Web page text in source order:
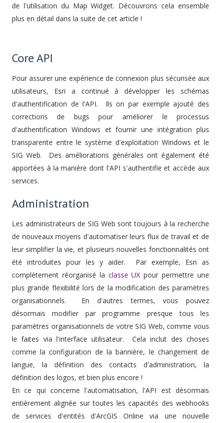
de l'utilisation du Map Widget. Découvrons cela ensemble
plus en détail dans la suite de cet article !
Core API
Pour assurer une expérience de connexion plus sécurisée aux
utilisateurs, Esri a continué à développer les schémas
d'authentification de l'API. Ils on par exemple ajouté des
corrections de bugs pour améliorer le processus
d'authentification Windows et fournir une intégration plus
transparente entre le système d'exploitation Windows et le
SIG Web. Des améliorations générales ont également été
apportées à la manière dont l'API s'authentifie et accède aux
services.
Administration
Les administrateurs de SIG Web sont toujours à la recherche
de nouveaux moyens d'automatiser leurs flux de travail et de
leur simplifier la vie, et plusieurs nouvelles fonctionnalités ont
été introduites pour les y aider. Par exemple, Esri as
complètement réorganisé la classe UX pour permettre une
plus grande flexibilité lors de la modification des paramètres
organisationnels. En d'autres termes, vous pouvez
désormais modifier par programme presque tous les
paramètres organisationnels de votre SIG Web, comme vous
le faites via l'interface utilisateur. Cela inclut des choses
comme la configuration de la bannière, le changement de
langue, la définition des contacts d'administration, la
définition des logos, et bien plus encore !
En ce qui concerne l'automatisation, l'API est désormais
entièrement alignée sur toutes les capacités des webhooks
de services d'entités d'ArcGIS Online via une nouvelle